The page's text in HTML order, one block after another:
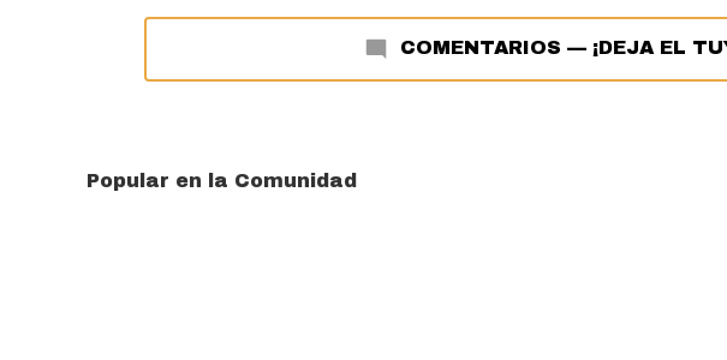
COMENTARIOS — ¡DEJA EL
Popular en la Comunidad